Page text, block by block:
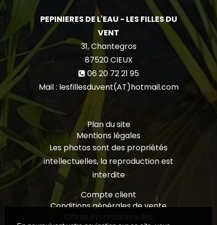
PEPINIERES DE L'EAU - LES FILLES DU
VENT
31, Chantegros
87520CIEUX
06 20 72 21 95
Mail : lesfillesduvent(AT)hotmail.com
Plan du site
Mentions légales
Les photos sont des propriétés
intellectuelles, la reproduction est
interdite
Compte client
Conditions générales de vente
Offres Promotionnelles